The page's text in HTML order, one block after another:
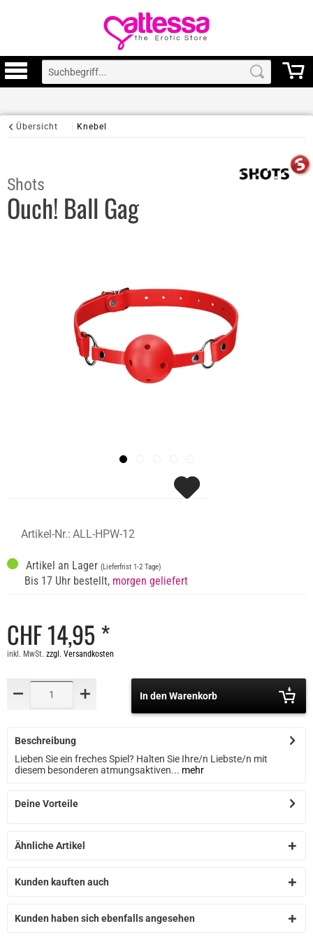
Übersicht Knebel
Shots
Ouch! Ball Gag
Artikel-Nr.: ALL-HPW-12
Artikel an Lager (Lieferfrist 1-2 Tage)
Bis 17 Uhr bestellt, morgen geliefert
CHF 14,95 *
inkl. MwSt. zzgl. Versandkosten
In den Warenkorb
Beschreibung
Lieben Sie ein freches Spiel? Halten Sie Ihre/n Liebste/n mit
diesem besonderen atmungsaktiven... mehr
Deine Vorteile
Ähnliche Artikel
Kunden kauften auch
Kunden haben sich ebenfalls angesehen